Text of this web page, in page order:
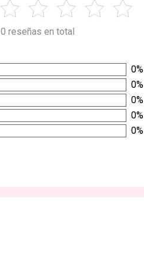
0 reseñas en total
0%
0%
0%
0%
0%